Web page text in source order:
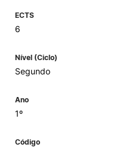
ECTS
6
Nível (Ciclo)
Segundo
Ano
1º
Código